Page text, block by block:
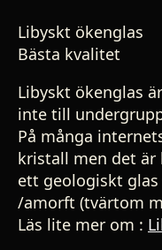
Libyskt ökenglas
Bästa kvalitet
Libyskt ökenglas
inte till
På många
kristall men det är
ett geologiskt
/amorft (tvärtom
Läs lite mer om :